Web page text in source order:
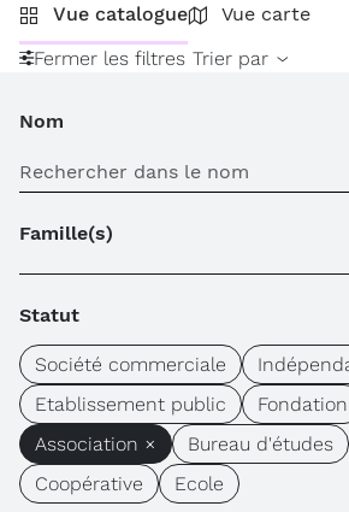
Vue catalogue
Vue carte
Fermer les filtres Trier par
Nom
Famille(s)
Statut
Société commerciale
Etablissement public
Fondation
Association ×
Bureau d'études
Coopérative
Ecole